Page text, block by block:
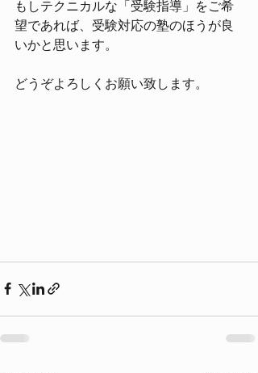
もしテクニカルな「受験指導」をご希
望であれば、受験対応の塾のほうが良
いかと思います。
どうぞよろしくお願い致します。